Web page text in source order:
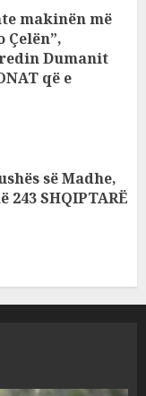
makinën më
Çelën”,
Dumanit
që e
së Madhe,
SHQIPTARË